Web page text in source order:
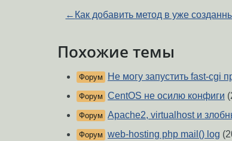
← Как добавить метод в уже
Похожие темы
Форум Не могу запустить fast-cgi
Форум CentOS не осилю конфиги
Форум Apache2, virtualhost и
Форум web-hosting php mail() log